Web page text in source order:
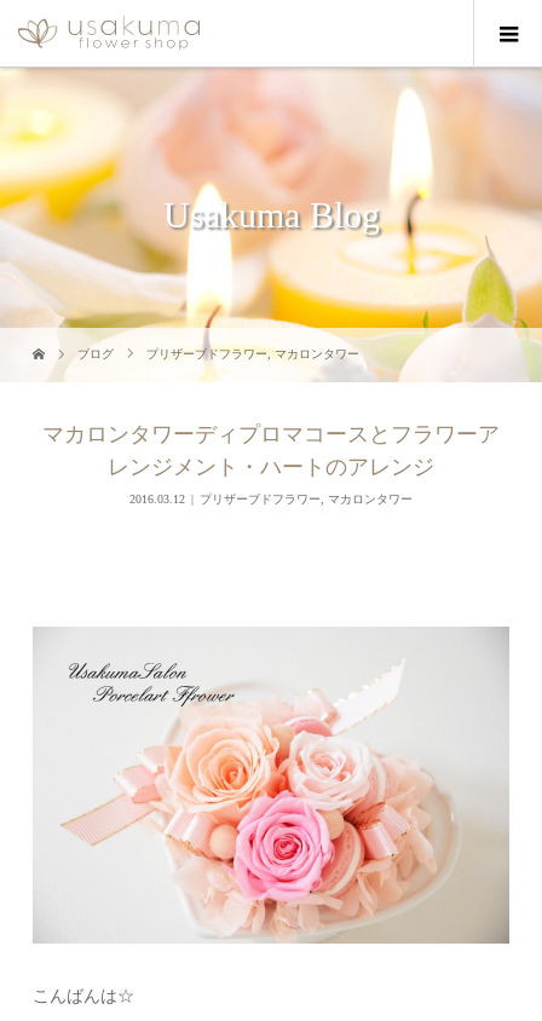
Usakuma Blog
ブログ プリザーブドフラワー ,マカロンタワー
マカロンタワーディプロマコースとフラワーア
レンジメント・ハートのアレンジ
2016.03.12 プリザーブドフラワー, マカロンタワー
こんばんは☆